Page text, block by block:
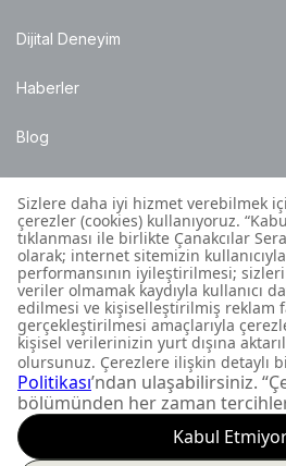
Dijital Deneyim
Haberler
Blog
Satış Noktaları
Montaj Bilgileri
Müşteri İletişim Merkezi